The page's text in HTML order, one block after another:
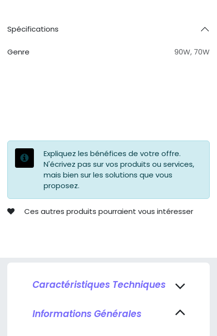
Spécifications
Genre 90W, 70W
Expliquez les bénéfices de votre offre.
N'écrivez pas sur vos produits ou services,
mais bien sur les solutions que vous
proposez.
Ces autres produits pourraient vous intéresser
Caractéristiques Techniques
Informations Générales